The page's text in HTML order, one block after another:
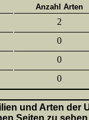
Anzahl Arten
2
0
0
0
und Arten der
Seiten zu